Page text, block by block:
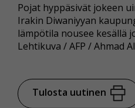
Pojat hyppäsivät jokeen
Irakin Diwaniyyan
lämpötila nousee kesällä
Lehtikuva / AFP / Ahmad
Tulosta uutinen